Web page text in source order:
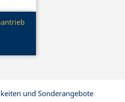
und Sonderangebote